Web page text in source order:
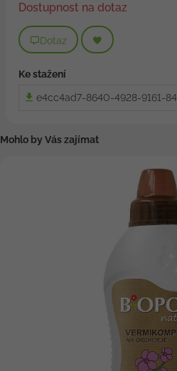
Dostupnost na dotaz
Dotaz
Ke stažení
e4cc4ad7-8640-4928-9161-
Mohlo by Vás zajímat